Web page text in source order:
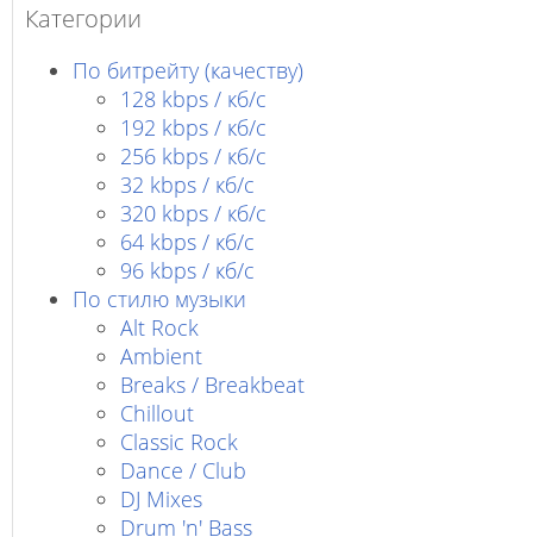
Категории
По битрейту (качеству)
128 kbps / кб/c
192 kbps / кб/c
256 kbps / кб/с
32 kbps / кб/c
320 kbps / кб/с
64 kbps / кб/c
96 kbps / кб/c
По стилю музыки
Alt Rock
Ambient
Breaks / Breakbeat
Chillout
Classic Rock
Dance / Club
DJ Mixes
Drum 'n' Bass